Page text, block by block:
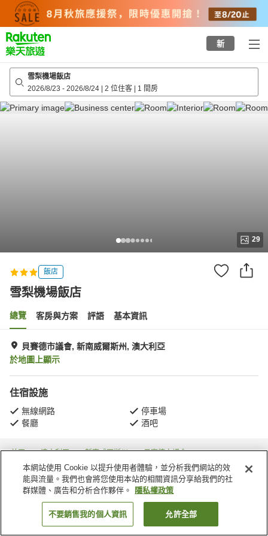
top
page
新
雪梨機場飯店
2026/8/23 - 2026/8/24 | 2 位住客 | 1 間房
29
飯店
雪梨機場飯店
總覽 客房與方案 評語 基本資訊
貝賽德市議會, 新南威爾斯州, 澳大利亞
於地圖上顯示
住宿設施
無線網路
停車場
餐廳
酒吧
首頁 澳大利亞 新南威爾斯州 貝賽德市議會
Arncliffe
雪梨機場飯店
找客房
本網站使用 Cookie 以提升使用者體驗，並分析我們網站的效
能與流量。我們也會將您使用本站的相關資訊分享給我們的社
群媒體、廣告和分析合作夥伴。
隱私權政策
不要銷售我的個人資訊 允許全部